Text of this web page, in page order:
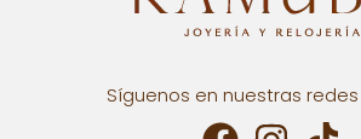
Síguenos en nuestras